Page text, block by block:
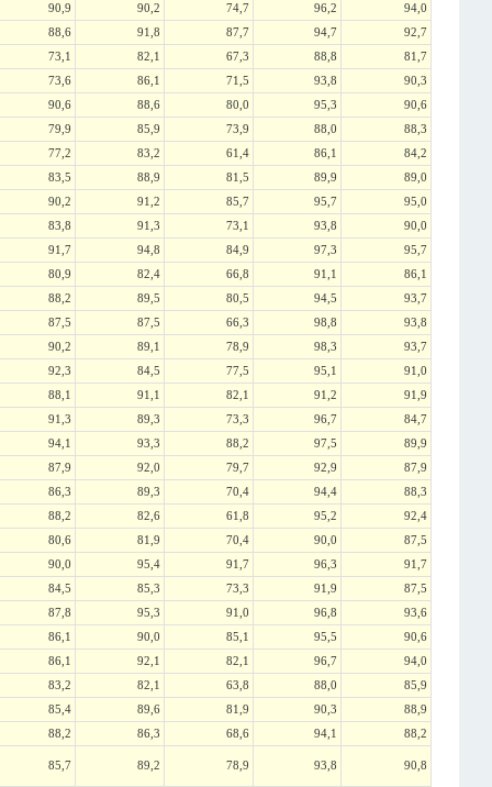
90,9
90,2 74,7 96,2
94,0
88,6
91,8 87,7 94,7
92,7
73,1
82,1 67,3 88,8
81,7
73,6
86,1 71,5 93,8
90,3
90,6
88,6 80,0 95,3
90,6
79,9
85,9 73,9 88,0
88,3
77,2
83,2 61,4 86,1
84,2
83,5
88,9 81,5 89,9
89,0
90,2
91,2 85,7 95,7
95,0
83,8
91,3 73,1 93,8
90,0
91,7
94,8 84,9 97,3
95,7
80,9
82,4 66,8 91,1
86,1
88,2
89,5 80,5 94,5
93,7
87,5
87,5 66,3 98,8
93,8
90,2
89,1 78,9 98,3
93,7
92,3
84,5 77,5 95,1
91,0
88,1
91,1 82,1 91,2
91,9
91,3
89,3 73,3 96,7
84,7
94,1
93,3 88,2 97,5
89,9
87,9
92,0 79,7 92,9
87,9
86,3
89,3 70,4 94,4
88,3
88,2
82,6 61,8 95,2
92,4
80,6
81,9 70,4 90,0
87,5
90,0
95,4 91,7 96,3
91,7
84,5
85,3 73,3 91,9
87,5
87,8
95,3 91,0 96,8
93,6
86,1
90,0 85,1 95,5
90,6
86,1
92,1 82,1 96,7
94,0
83,2
82,1 63,8 88,0
85,9
85,4
89,6 81,9 90,3
88,9
88,2
86,3 68,6 94,1 88,2
85,7 89,2 78,9 93,8 90,8